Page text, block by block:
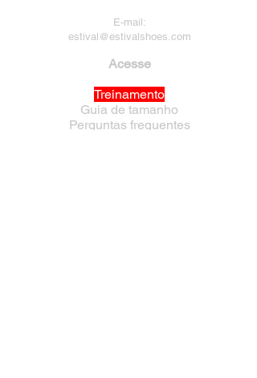
E-mail:
estival@estivalshoes.com
Acesse
Treinamento
Guia de tamanho
Perguntas frequentes